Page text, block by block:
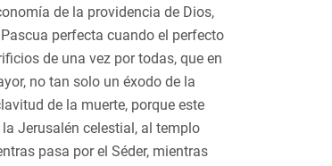
de la providencia de Dios,
perfecta cuando el perfecto
de una vez por todas, que en
no tan solo un éxodo de la
de la muerte, porque este
Jerusalén celestial, al templo
pasa por el Séder, mientras